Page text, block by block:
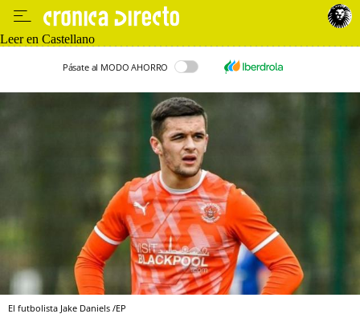
Leer en Castellano
Pásate al MODO AHORRO
El futbolista Jake Daniels /EP